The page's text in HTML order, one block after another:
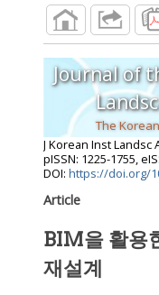
Journal of
The
J Korean Inst Landsc
pISSN: 1225-1755,
DOI: https://doi.org/
Article
BIM을 활용
재설계